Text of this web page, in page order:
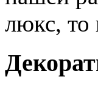
люкс, то